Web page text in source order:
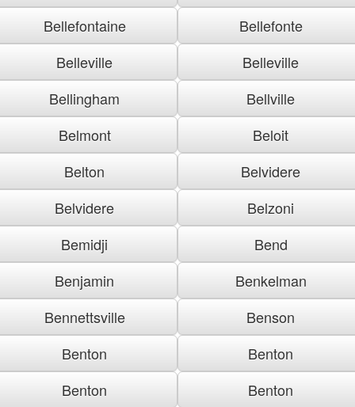
Bellefontaine
Bellefonte
Belleville
Belleville
Bellingham
Bellville
Belmont
Beloit
Belton
Belvidere
Belvidere
Belzoni
Bemidji
Bend
Benjamin
Benkelman
Bennettsville
Benson
Benton
Benton
Benton
Benton